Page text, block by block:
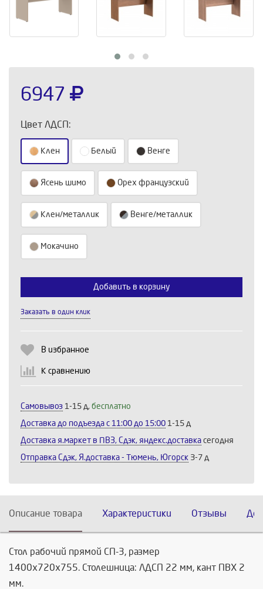
6947
Цвет ЛДСП:
Клен Белый Венге
Ясень шимо Орех французский
Клен/металлик Венге/металлик
Мокачино
Продолжить Отмена
Добавить в корзину
Заказать в один клик
В избранное
К сравнению
Самовывоз 1-15 д, бесплатно
Доставка до подъезда c 11:00 до 15:00 1-15 д
Доставка я.маркет в ПВЗ, Сдэк, яндекс.доставка сегодня
Отправка Сдэк, Я.доставка - Тюмень, Югорск 3-7 д
Описание товара Характеристики Отзывы
Стол рабочий прямой СП-3, размер
1400х720х755. Столешница: ЛДСП 22 мм, кант ПВХ 2
мм.